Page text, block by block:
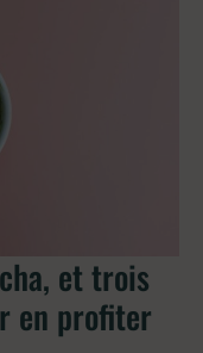
et trois
en profiter